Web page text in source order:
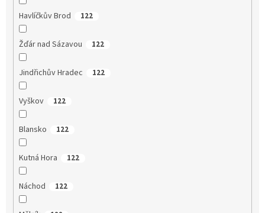
Havlíčkův Brod 122
Žďár nad Sázavou 122
Jindřichův Hradec 122
Vyškov 122
Blansko 122
Kutná Hora 122
Náchod 122